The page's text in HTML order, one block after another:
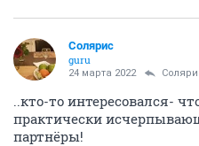
Солярис
guru
24 марта 2022
..кто-то интересовался-
практически
партнёры!